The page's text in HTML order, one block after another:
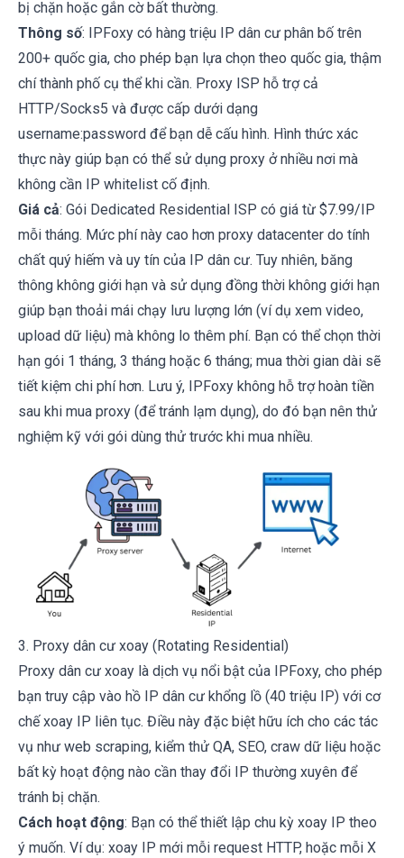
bị chặn hoặc gắn cờ bất thường.
Thông số: IPFoxy có hàng triệu IP dân cư phân bố trên
200+ quốc gia, cho phép bạn lựa chọn theo quốc gia, thậm
chí thành phố cụ thể khi cần. Proxy ISP hỗ trợ cả
HTTP/Socks5 và được cấp dưới dạng
username:password để bạn dễ cấu hình. Hình thức xác
thực này giúp bạn có thể sử dụng proxy ở nhiều nơi mà
không cần IP whitelist cố định.
Giá cả: Gói Dedicated Residential ISP có giá từ $7.99/IP
mỗi tháng. Mức phí này cao hơn proxy datacenter do tính
chất quý hiếm và uy tín của IP dân cư. Tuy nhiên, băng
thông không giới hạn và sử dụng đồng thời không giới hạn
giúp bạn thoải mái chạy lưu lượng lớn (ví dụ xem video,
upload dữ liệu) mà không lo thêm phí. Bạn có thể chọn thời
hạn gói 1 tháng, 3 tháng hoặc 6 tháng; mua thời gian dài sẽ
tiết kiệm chi phí hơn. Lưu ý, IPFoxy không hỗ trợ hoàn tiền
sau khi mua proxy (để tránh lạm dụng), do đó bạn nên thử
nghiệm kỹ với gói dùng thử trước khi mua nhiều.
3. Proxy dân cư xoay (Rotating Residential)
Proxy dân cư xoay là dịch vụ nổi bật của IPFoxy, cho phép
bạn truy cập vào hồ IP dân cư khổng lồ (40 triệu IP) với cơ
chế xoay IP liên tục. Điều này đặc biệt hữu ích cho các tác
vụ như web scraping, kiểm thử QA, SEO, craw dữ liệu hoặc
bất kỳ hoạt động nào cần thay đổi IP thường xuyên để
tránh bị chặn.
Cách hoạt động: Bạn có thể thiết lập chu kỳ xoay IP theo
ý muốn. Ví dụ: xoay IP mới mỗi request HTTP, hoặc mỗi X